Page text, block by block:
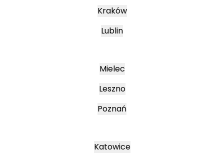
Kraków
Lublin
Mielec
Leszno
Poznań
Katowice